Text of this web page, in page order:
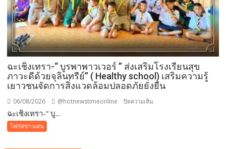
ฉะเชิงเทรา-​“ บูรพาพาวเวอร์ ” ส่งเสริมโรงเรียนสุข
ภาวะดีด้วยจุลินทรีย์” ( Healthy school) เสริมความรู้
เยาวชนจัดการสิ่งแวดล้อมปลอดภัยยั่งยืน
06/08/2026 @hotnewstimeonline ปิดความเห็น
ฉะเชิงเทรา-​“ บู...
โฟกัสข่าวเด่น